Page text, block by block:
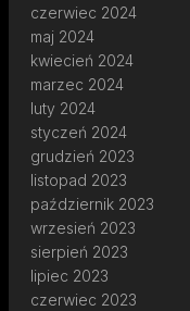
czerwiec 2024
maj 2024
kwiecień 2024
marzec 2024
luty 2024
styczeń 2024
grudzień 2023
listopad 2023
październik 2023
wrzesień 2023
sierpień 2023
lipiec 2023
czerwiec 2023